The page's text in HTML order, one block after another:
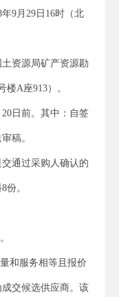
9月29日16时（北
土资源局矿产资源勘
A座913）。
20日前。其中：自签
稿。
交通过采购人确认的
份。
和服务相等且报价
交候选供应商。该